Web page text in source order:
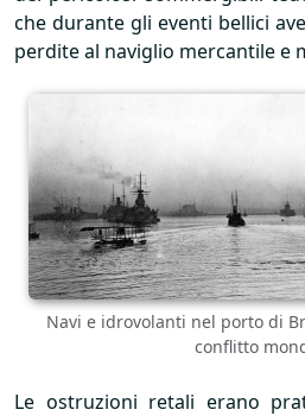
che durante gli eventi bellici
perdite al naviglio mercantile e
Navi e idrovolanti nel porto di
conflitto
Le ostruzioni retali erano